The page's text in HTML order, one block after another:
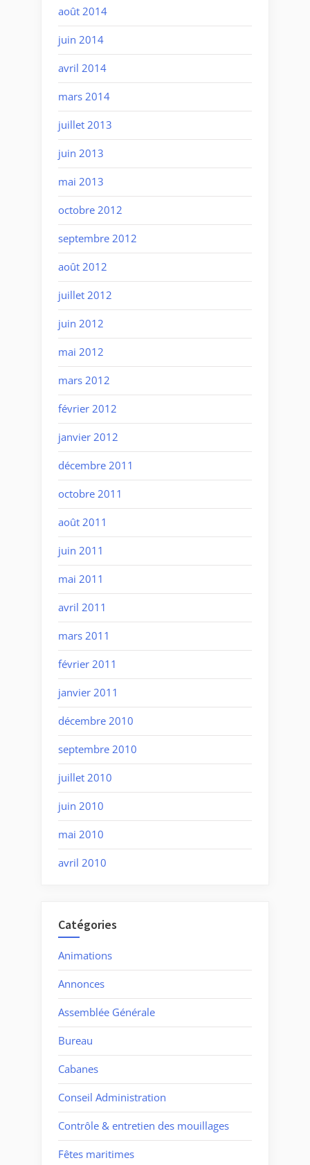
août 2014
juin 2014
avril 2014
mars 2014
juillet 2013
juin 2013
mai 2013
octobre 2012
septembre 2012
août 2012
juillet 2012
juin 2012
mai 2012
mars 2012
février 2012
janvier 2012
décembre 2011
octobre 2011
août 2011
juin 2011
mai 2011
avril 2011
mars 2011
février 2011
janvier 2011
décembre 2010
septembre 2010
juillet 2010
juin 2010
mai 2010
avril 2010
Catégories
Animations
Annonces
Assemblée Générale
Bureau
Cabanes
Conseil Administration
Contrôle & entretien des mouillages
Fêtes maritimes